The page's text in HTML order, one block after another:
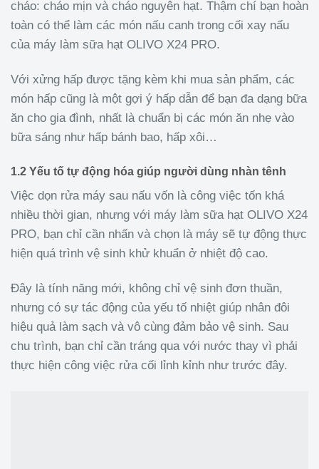
cháo: cháo mịn và cháo nguyên hạt. Thậm chí bạn hoàn
toàn có thể làm các món nấu canh trong cối xay nấu
của máy làm sữa hạt OLIVO X24 PRO.
Với xửng hấp được tặng kèm khi mua sản phẩm, các
món hấp cũng là một gợi ý hấp dẫn để bạn đa dạng bữa
ăn cho gia đình, nhất là chuẩn bị các món ăn nhẹ vào
bữa sáng như hấp bánh bao, hấp xôi…
1.2 Yếu tố tự động hóa giúp người dùng nhàn tênh
Việc dọn rửa máy sau nấu vốn là công việc tốn khá
nhiều thời gian, nhưng với máy làm sữa hạt OLIVO X24
PRO, bạn chỉ cần nhấn và chọn là máy sẽ tự động thực
hiện quá trình vệ sinh khử khuẩn ở nhiệt độ cao.
Đây là tính năng mới, không chỉ vệ sinh đơn thuần,
nhưng có sự tác động của yếu tố nhiệt giúp nhân đôi
hiệu quả làm sạch và vô cùng đảm bảo vệ sinh. Sau
chu trình, bạn chỉ cần tráng qua với nước thay vì phải
thực hiện công việc rửa cối lỉnh kỉnh như trước đây.